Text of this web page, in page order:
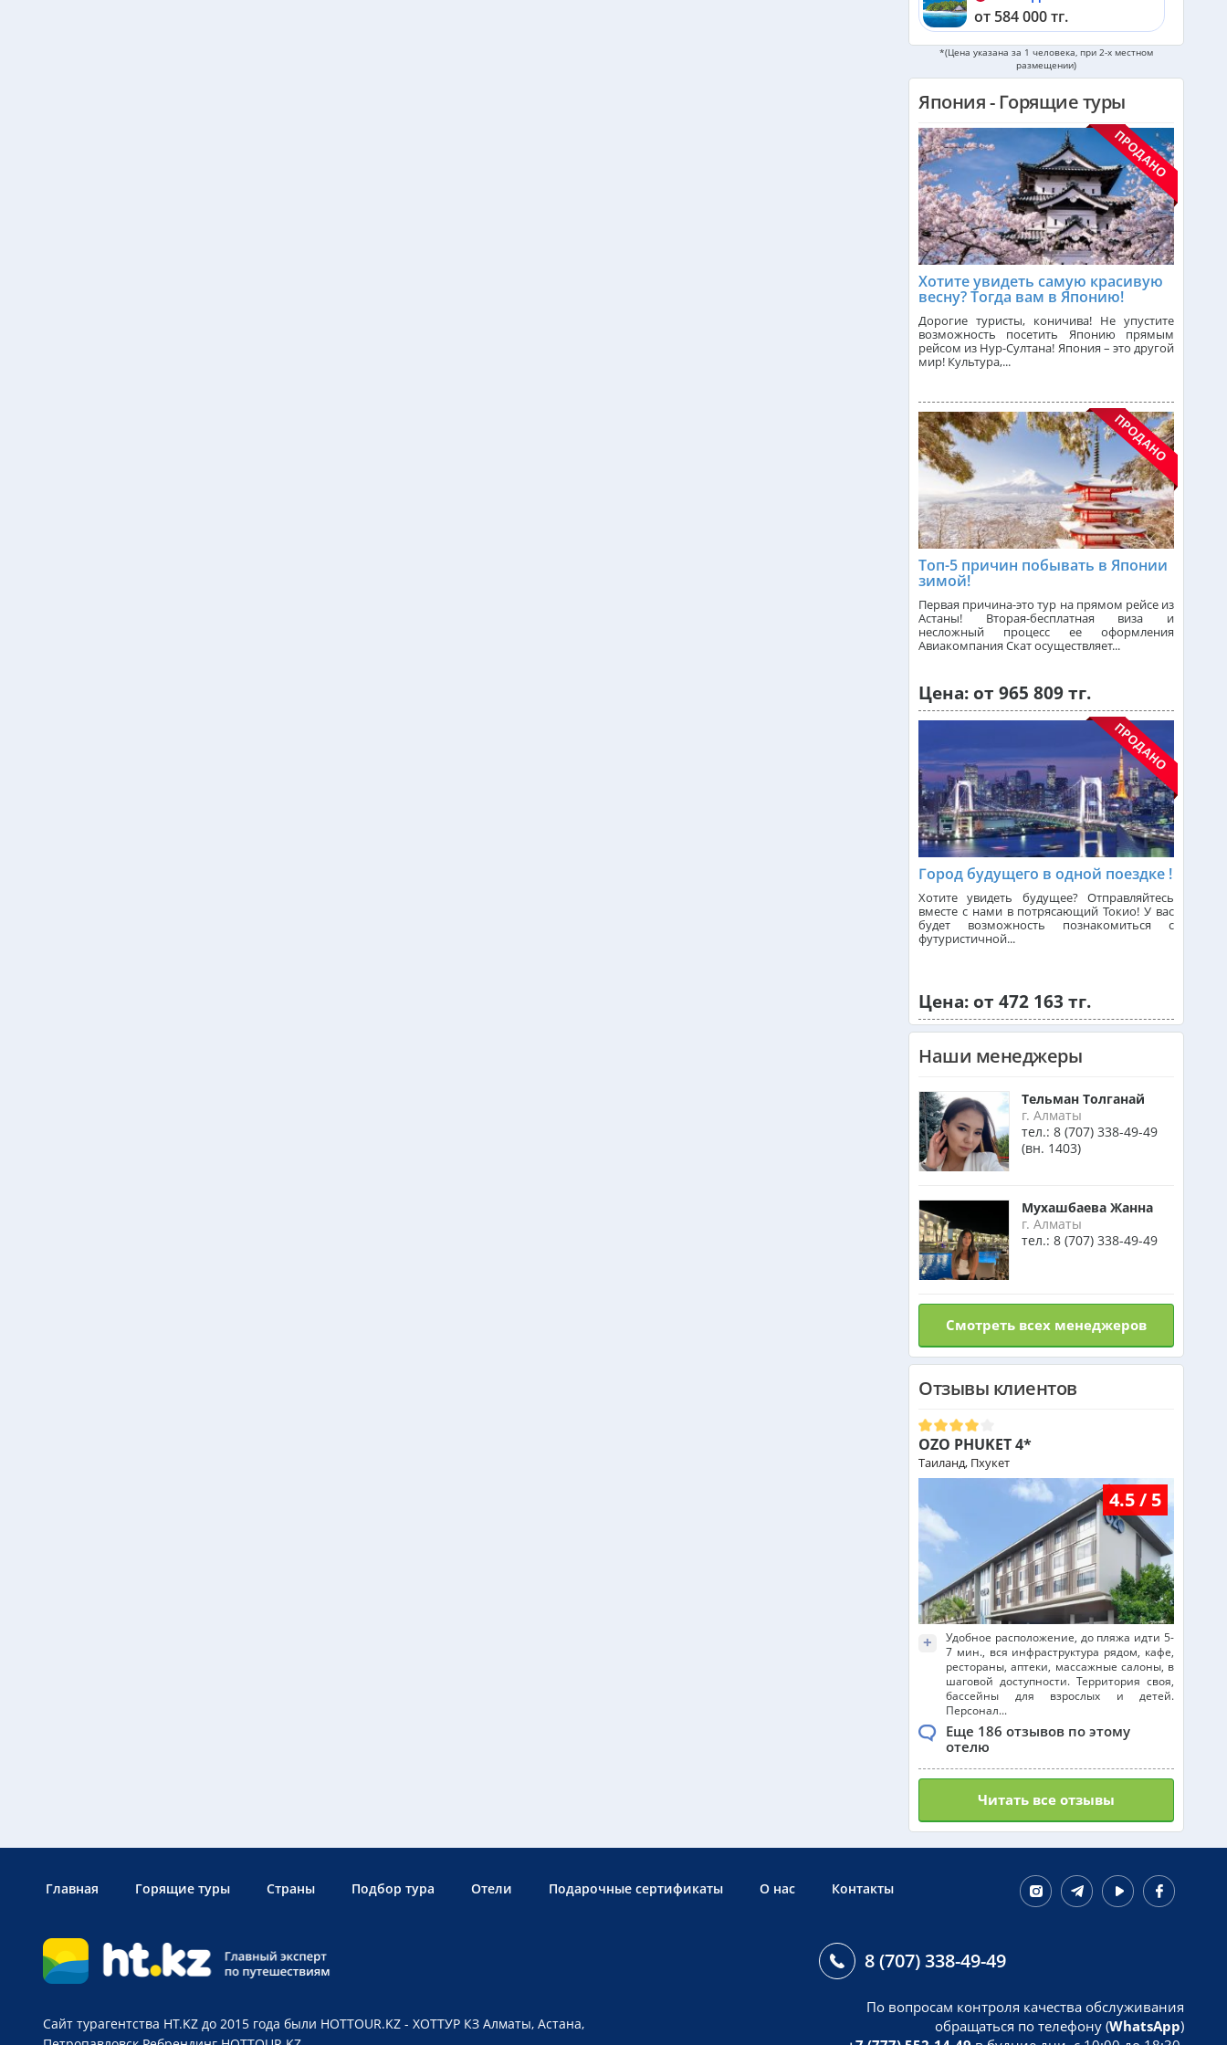
от 584 000 тг.
Черногория из Алматы
от 510 000 тг.
ОАЭ из Алматы
от 254 000 тг.
Кипр из Алматы
от 342 000 тг.
Шри-Ланка из Алматы
от 563 000 тг.
Катар из Алматы
от 325 000 тг.
Малайзия из Алматы
от 367 000 тг.
Азербайджан из Алматы
от 459 000 тг.
Индия (ГОА) из Алматы
Италия из Алматы
Чехия из Алматы
Греция из Алматы
Сейшелы из Алматы
Доминикана из Алматы
Франция из Алматы
Болгария из Алматы
Сингапур из Алматы
Венгрия из Алматы
Израиль из Алматы
Маврикий из Алматы
*(Цена указана за 1 человека, при 2-х местном
размещении)
Япония - Горящие туры
Хотите увидеть самую красивую
весну? Тогда вам в Японию!
Дорогие туристы, коничива! Не упустите
возможность посетить Японию прямым
рейсом из Нур-Султана! Япония – это другой
мир! Культура,...
Топ-5 причин побывать в Японии
зимой!
Первая причина-это тур на прямом рейсе из
Астаны! Вторая-бесплатная виза и
несложный процесс ее оформления
Авиакомпания Скат осуществляет...
Цена: от 965 809 тг.
Город будущего в одной поездке !
Хотите увидеть будущее? Отправляйтесь
вместе с нами в потрясающий Токио! У вас
будет возможность познакомиться с
футуристичной...
Цена: от 472 163 тг.
Наши менеджеры
Тельман Толганай
г. Алматы
тел.: 8 (707) 338-49-49
(вн. 1403)
Мухашбаева Жанна
г. Алматы
тел.: 8 (707) 338-49-49
Смотреть всех менеджеров
Отзывы клиентов
OZO PHUKET 4*
Таиланд, Пхукет
4.5 / 5
+
Удобное расположение, до пляжа идти 5-
7 мин., вся инфраструктура рядом, кафе,
рестораны, аптеки, массажные салоны, в
шаговой доступности. Территория своя,
бассейны для взрослых и детей.
Персонал...
Еще 186 отзывов по этому
отелю
Читать все отзывы
Главная Горящие туры Страны Подбор тура Отели Подарочные сертификаты О нас Контакты
Сайт турагентства HT.KZ до 2015 года были HOTTOUR.KZ - ХОТТУР КЗ Алматы, Астана,
8 (707) 338-49-49
По вопросам контроля качества обслуживания
обращаться по телефону (WhatsApp)